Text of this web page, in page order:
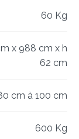
60 Kg
x 988 cm x h
62 cm
cm à 100 cm
600 Kg